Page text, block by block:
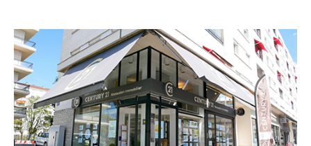
CENTURY 21 Mazaudon Immobilier
20 rue du Président Wilson
PERIGUEUX - 24000
Envoyer un message